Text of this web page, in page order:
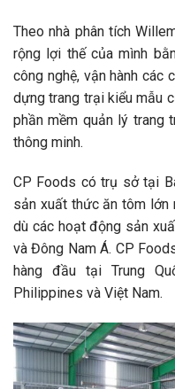
Theo nhà phân tích
rộng lợi thế của mình
công nghệ, vận hành các
dựng trang trại kiểu mẫu
phần mềm quản lý trang
thông minh.
CP Foods có trụ sở tại
sản xuất thức ăn tôm lớn
dù các hoạt động sản
và Đông Nam Á. CP
hàng đầu tại Trung
Philippines và Việt Nam.